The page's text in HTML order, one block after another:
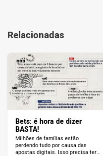
Relacionadas
Bets: é hora de dizer
BASTA!
Milhões de famílias estão
perdendo tudo por causa das
apostas digitais. Isso precisa ter